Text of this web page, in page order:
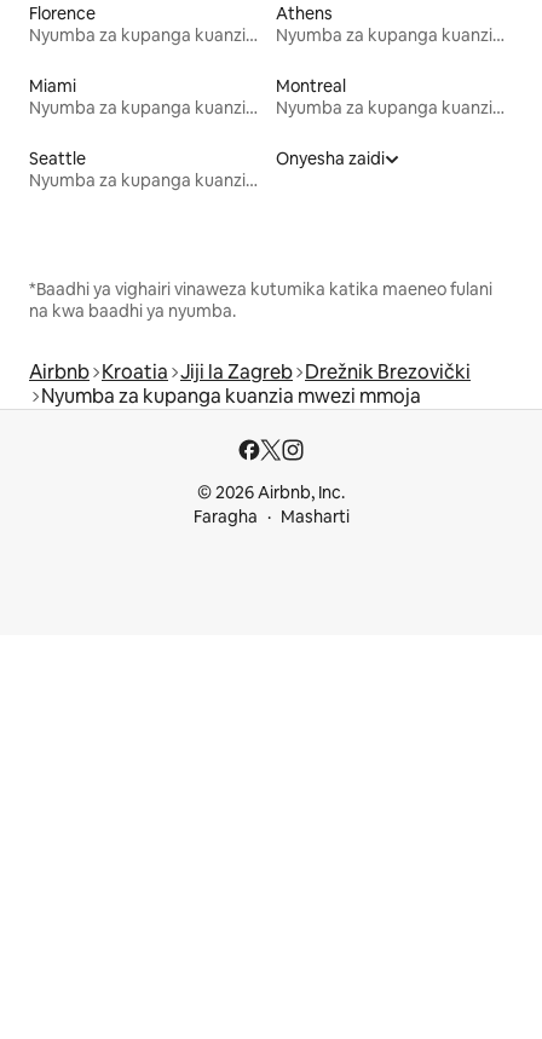
Florence
Nyumba za kupanga kuanzia mwezi mmoja
Athens
Nyumba za kupanga kuanzia mwezi mmoja
Miami
Nyumba za kupanga kuanzia mwezi mmoja
Montreal
Nyumba za kupanga kuanzia mwezi mmoja
Seattle
Nyumba za kupanga kuanzia mwezi mmoja
Onyesha zaidi
*Baadhi ya vighairi vinaweza kutumika katika maeneo fulani
na kwa baadhi ya nyumba.
Airbnb Kroatia Jiji la Zagreb Drežnik Brezovički
Nyumba za kupanga kuanzia mwezi mmoja
© 2026 Airbnb, Inc.
Faragha
Masharti